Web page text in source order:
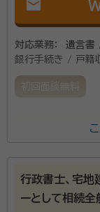
mail
対応業務：
遺言書
銀行手続き / 戸籍
初回面談無料
当事務所は相
動産の所有権
告業務があり
行政書士、宅地
ーとして相続全